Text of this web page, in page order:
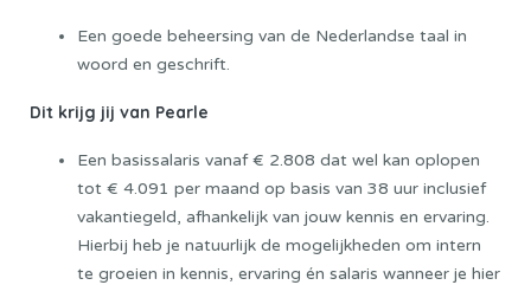
Een goede beheersing van de Nederlandse taal in
woord en geschrift.
Dit krijg jij van Pearle
Een basissalaris vanaf € 2.808 dat wel kan oplopen
tot € 4.091 per maand op basis van 38 uur inclusief
vakantiegeld, afhankelijk van jouw kennis en ervaring.
Hierbij heb je natuurlijk de mogelijkheden om intern
te groeien in kennis, ervaring én salaris wanneer je hier